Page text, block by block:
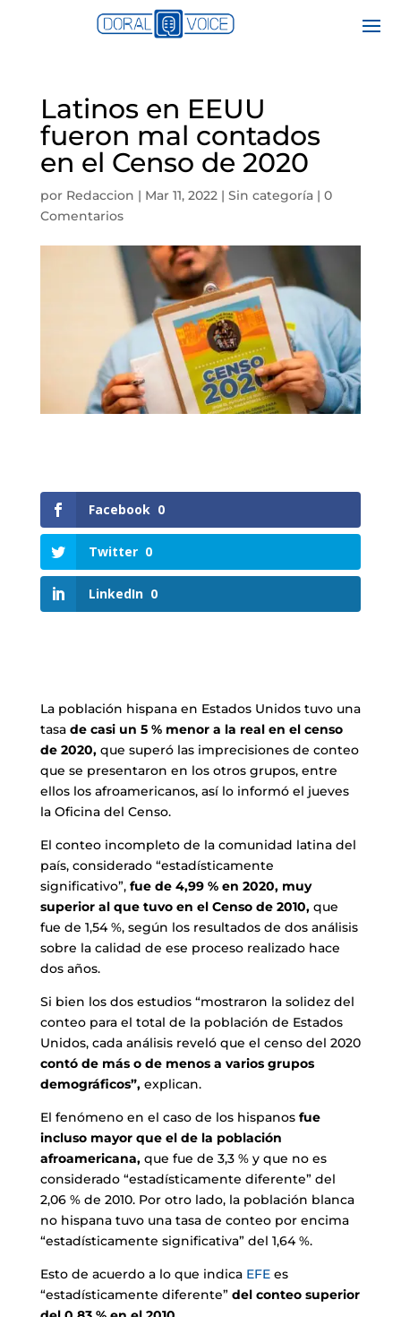
Latinos en EEUU
fueron mal contados
en el Censo de 2020
por Redaccion | Mar 11, 2022| Sin categoría| 0
Comentarios
Facebook 0
Twitter 0
LinkedIn 0
La población hispana en Estados Unidos tuvo una
tasa de casi un 5 % menor a la real en el censo
de 2020,que superó las imprecisiones de conteo
que se presentaron en los otros grupos, entre
ellos los afroamericanos, así lo informó el jueves
la Oficina del Censo.
El conteo incompleto de la comunidad latina del
país, considerado “estadísticamente
significativo”, fue de 4,99 % en 2020, muy
superior al que tuvo en el Censo de 2010,que
fue de 1,54 %, según los resultados de dos análisis
sobre la calidad de ese proceso realizado hace
dos años.
Si bien los dos estudios “mostraron la solidez del
conteo para el total de la población de Estados
Unidos, cada análisis reveló que el censo del 2020
contó de más o de menos a varios grupos
demográficos”,explican.
El fenómeno en el caso de los hispanosfue
incluso mayor que el de la población
afroamericana,que fue de 3,3 % y que no es
considerado “estadísticamente diferente” del
2,06 % de 2010. Por otro lado, la población blanca
no hispana tuvo una tasa de conteo por encima
“estadísticamente significativa” del 1,64 %.
Esto de acuerdo a lo que indica EFEes
“estadísticamente diferente” del conteo superior